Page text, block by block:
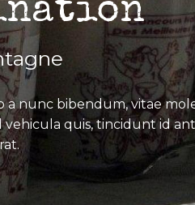
nunc bibendum, vitae
quis, tincidunt id